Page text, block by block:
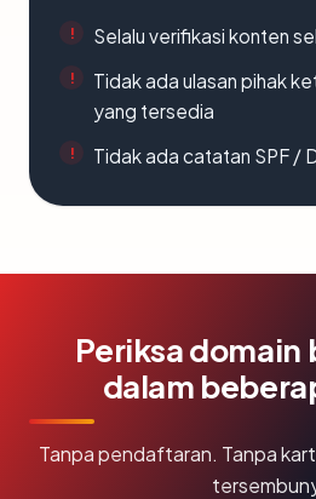
Selalu verifikasi konten
Tidak ada ulasan pihak
yang tersedia
Tidak ada catatan SPF /
Periksa domain
dalam
Tanpa pendaftaran. Tanpa